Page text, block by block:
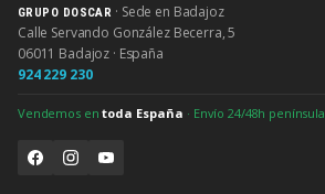
GRUPO DOSCAR · Sede en Badajoz
Calle Servando González Becerra, 5
06011 Badajoz · España
924 229 230
Vendemos entoda España · Envío 24/48h península